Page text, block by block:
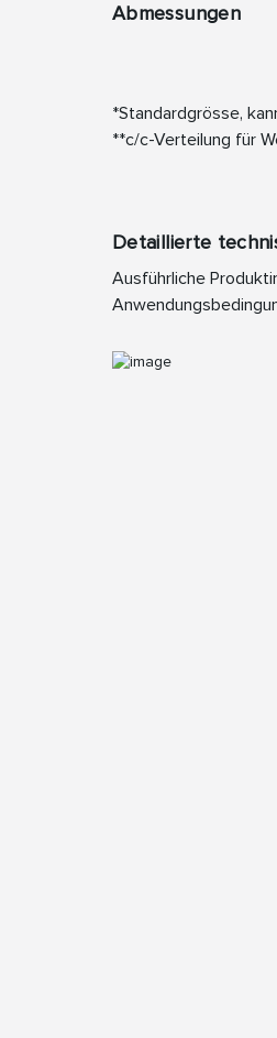
Abmessungen
*Standardgrösse,
**c/c-Verteilung für
Detaillierte
Ausführliche